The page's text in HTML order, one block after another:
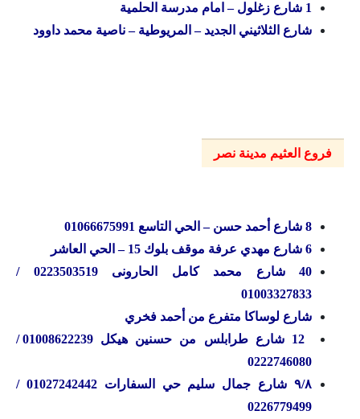
1 شارع زغلول – امام مدرسة الحلمية
شارع الثلاثيني الجديد – المريوطية – ناصية محمد داوود
فروع العثيم مدينة نصر
8 شارع أحمد حسن – الحي التاسع 01066675991
6 شارع مهدي عرفة موقف بلوك 15 – الحي العاشر
40 شارع محمد كامل الحارونی 0223503519 /
01003327833
شارع لوساكا متفرع من أحمد فخري
12 شارع طرابلس من حسنين هيكل 01008622239 /
0222746080
۹/۸ شارع جمال سليم حي السفارات 01027242442 /
0226779499